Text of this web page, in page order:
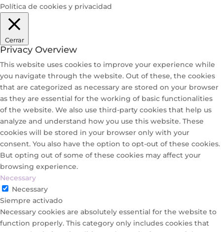
Política de cookies y privacidad
Cerrar
Privacy Overview
This website uses cookies to improve your experience while
you navigate through the website. Out of these, the cookies
that are categorized as necessary are stored on your browser
as they are essential for the working of basic functionalities
of the website. We also use third-party cookies that help us
analyze and understand how you use this website. These
cookies will be stored in your browser only with your
consent. You also have the option to opt-out of these cookies.
But opting out of some of these cookies may affect your
browsing experience.
Necessary
Necessary
Siempre activado
Necessary cookies are absolutely essential for the website to
function properly. This category only includes cookies that